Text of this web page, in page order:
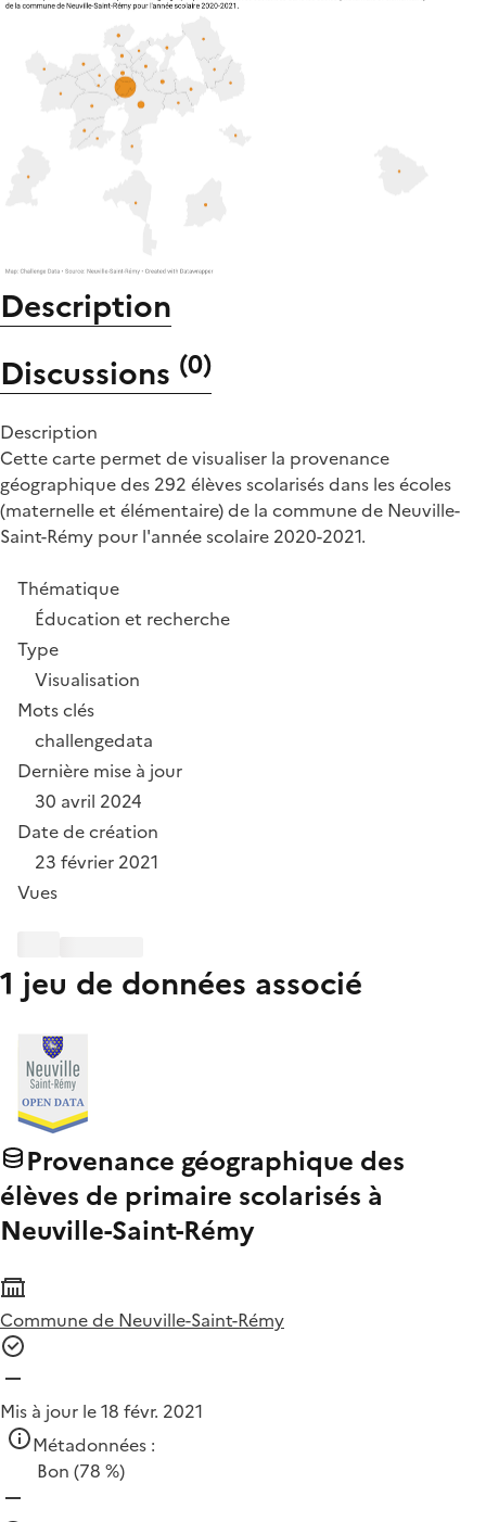
Description
Discussions (0)
Description
Cette carte permet de visualiser la provenance
géographique des 292 élèves scolarisés dans les écoles
(maternelle et élémentaire) de la commune de Neuville-
Saint-Rémy pour l'année scolaire 2020-2021.
Thématique
Éducation et recherche
Type
Visualisation
Mots clés
challengedata
Dernière mise à jour
30 avril 2024
Date de création
23 février 2021
Vues
1 jeu de données associé
Provenance géographique des
élèves de primaire scolarisés à
Neuville-Saint-Rémy
Commune de Neuville-Saint-Rémy
Mis à jour le 18 févr. 2021
Métadonnées :
Bon (78 %)